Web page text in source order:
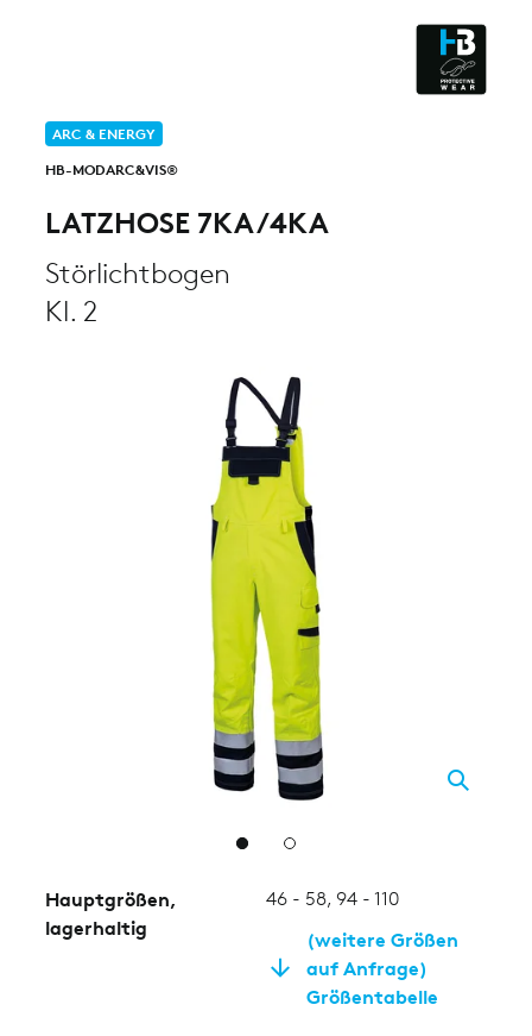
ARC & ENERGY
HB-MODARC&VIS®
LATZHOSE 7KA/4KA
Störlichtbogen
Kl. 2
Hauptgrößen,
lagerhaltig
46 - 58, 94 - 110
(weitere Größen
auf Anfrage)
Größentabelle